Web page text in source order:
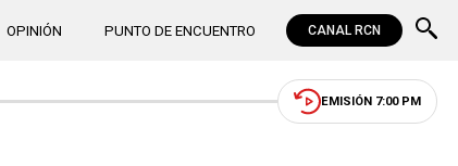
OPINIÓN PUNTO DE ENCUENTRO CANAL RCN
EMISIÓN 7:00 PM